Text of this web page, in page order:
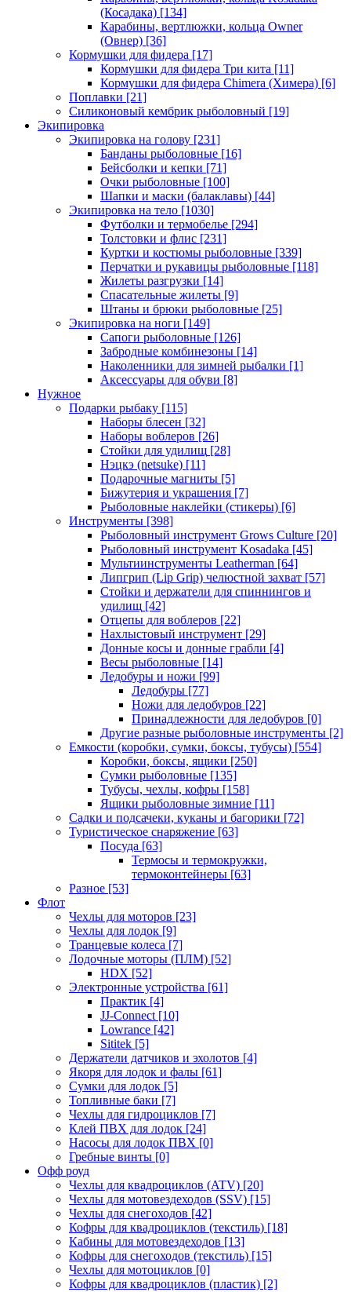
(Косадака) [134]
Карабины, вертлюжки, кольца Owner
(Овнер) [36]
Кормушки для фидера [17]
Кормушки для фидера Три кита [11]
Кормушки для фидера Chimera (Химера) [6]
Поплавки [21]
Силиконовый кембрик рыболовный [19]
Экипировка
Экипировка на голову [231]
Банданы рыболовные [16]
Бейсболки и кепки [71]
Очки рыболовные [100]
Шапки и маски (балаклавы) [44]
Экипировка на тело [1030]
Футболки и термобелье [294]
Толстовки и флис [231]
Куртки и костюмы рыболовные [339]
Перчатки и рукавицы рыболовные [118]
Жилеты разгрузки [14]
Спасательные жилеты [9]
Штаны и брюки рыболовные [25]
Экипировка на ноги [149]
Сапоги рыболовные [126]
Забродные комбинезоны [14]
Наколенники для зимней рыбалки [1]
Аксессуары для обуви [8]
Нужное
Подарки рыбаку [115]
Наборы блесен [32]
Наборы воблеров [26]
Стойки для удилищ [28]
Нэцкэ (netsuke) [11]
Подарочные магниты [5]
Бижутерия и украшения [7]
Рыболовные наклейки (стикеры) [6]
Инструменты [398]
Рыболовный инструмент Grows Culture [20]
Рыболовный инструмент Kosadaka [45]
Мультиинструменты Leatherman [64]
Липгрип (Lip Grip) челюстной захват [57]
Стойки и держатели для спиннингов и
удилищ [42]
Отцепы для воблеров [22]
Нахлыстовый инструмент [29]
Донные косы и донные грабли [4]
Весы рыболовные [14]
Ледобуры и ножи [99]
Ледобуры [77]
Ножи для ледобуров [22]
Принадлежности для ледобуров [0]
Другие разные рыболовные инструменты [2]
Емкости (коробки, сумки, боксы, тубусы) [554]
Коробки, боксы, ящики [250]
Сумки рыболовные [135]
Тубусы, чехлы, кофры [158]
Ящики рыболовные зимние [11]
Садки и подсачеки, куканы и багорики [72]
Туристическое снаряжение [63]
Посуда [63]
Термосы и термокружки,
термоконтейнеры [63]
Разное [53]
Флот
Чехлы для моторов [23]
Чехлы для лодок [9]
Транцевые колеса [7]
Лодочные моторы (ПЛМ) [52]
HDX [52]
Электронные устройства [61]
Практик [4]
JJ-Connect [10]
Lowrance [42]
Sititek [5]
Держатели датчиков и эхолотов [4]
Якоря для лодок и фалы [61]
Сумки для лодок [5]
Топливные баки [7]
Чехлы для гидроциклов [7]
Клей ПВХ для лодок [24]
Насосы для лодок ПВХ [0]
Гребные винты [0]
Офф роуд
Чехлы для квадроциклов (ATV) [20]
Чехлы для мотовездеходов (SSV) [15]
Чехлы для снегоходов [42]
Кофры для квадроциклов (текстиль) [18]
Кабины для мотовездеходов [13]
Кофры для снегоходов (текстиль) [15]
Чехлы для мотоциклов [0]
Кофры для квадроциклов (пластик) [2]